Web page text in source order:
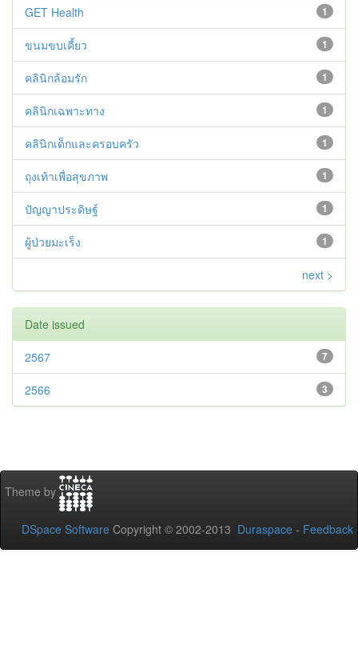
1
GET Health
1
ขนมขบเคี้ยว
1
คลินิกล้อมรัก
1
คลินิกเฉพาะทาง
1
คลินิกเด็กและครอบครัว
1
ถุงเท้าเพื่อสุขภาพ
1
ปัญญาประดิษฐ์
1
ผู้ป่วยมะเร็ง
next >
Date issued
7
2567
3
2566
Theme by
DSpace Software Copyright © 2002-2013 Duraspace - Feedback